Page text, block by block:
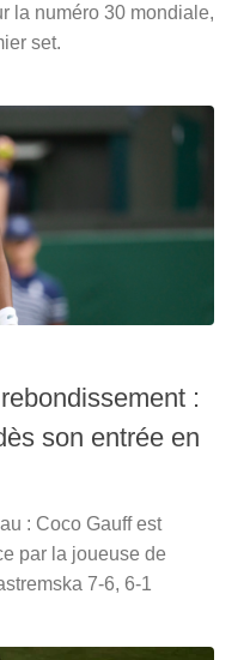
la numéro 30 mondiale,
set.
:
son entrée en
: Coco Gauff est
par la joueuse de
7-6, 6-1